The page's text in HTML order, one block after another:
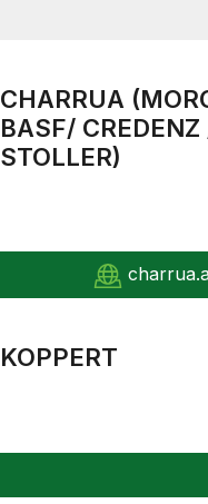
CHARRUA
BASF/
STOLLER)
KOPPERT